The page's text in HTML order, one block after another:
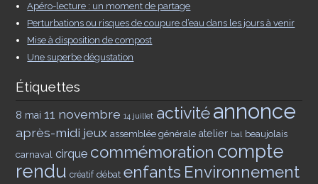
Apéro-lecture : un moment de partage
Perturbations ou risques de coupure d’eau dans les jours à venir
Mise à disposition de compost
Une superbe dégustation
Étiquettes
8 mai 11 novembre 14 juillet activitéannonce
après-midi jeux assemblée générale atelier bal
beaujolais
carnaval cirque commémoration compte
rendu créatif débat enfants Environnement